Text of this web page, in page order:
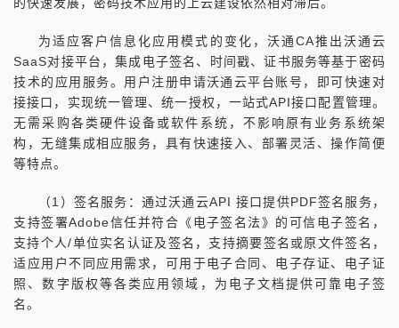
的快速发展，密码技术应用的上云建设依然相对滞后。
为适应客户信息化应用模式的变化，沃通CA推出沃通云
SaaS对接平台，集成电子签名、时间戳、证书服务等基于密码
技术的应用服务。用户注册申请沃通云平台账号，即可快速对
接接口，实现统一管理、统一授权，一站式API接口配置管理。
无需采购各类硬件设备或软件系统，不影响原有业务系统架
构，无缝集成相应服务，具有快速接入、部署灵活、操作简便
等特点。
（1）签名服务：通过沃通云API 接口提供PDF签名服务，
支持签署Adobe信任并符合《电子签名法》的可信电子签名，
支持个人/单位实名认证及签名，支持摘要签名或原文件签名，
适应用户不同应用需求，可用于电子合同、电子存证、电子证
照、数字版权等各类应用领域，为电子文档提供可靠电子签
名。